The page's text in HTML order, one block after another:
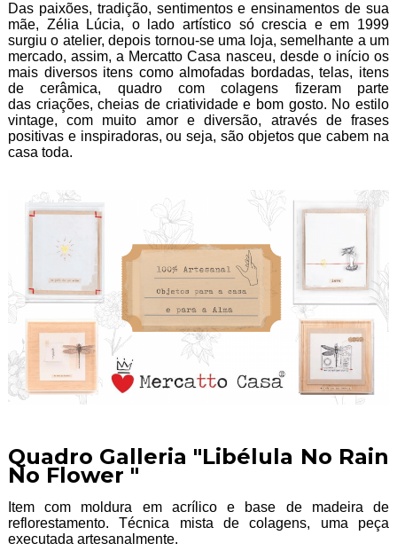
Das paixões, tradição, sentimentos e ensinamentos de sua
mãe, Zélia Lúcia, o lado artístico só crescia e em 1999
surgiu o atelier, depois tornou-se uma loja, semelhante a um
mercado, assim, a Mercatto Casa nasceu, desde o início os
mais diversos itens como almofadas bordadas, telas, itens
de cerâmica, quadro com colagens fizeram parte
das criações, cheias de criatividade e bom gosto. No estilo
vintage, com muito amor e diversão, através de frases
positivas e inspiradoras, ou seja, são objetos que cabem na
casa toda.
Quadro Galleria "Libélula No Rain
No Flower "
Item com moldura em acrílico e base de madeira de
reflorestamento. Técnica mista de colagens, uma peça
executada artesanalmente.